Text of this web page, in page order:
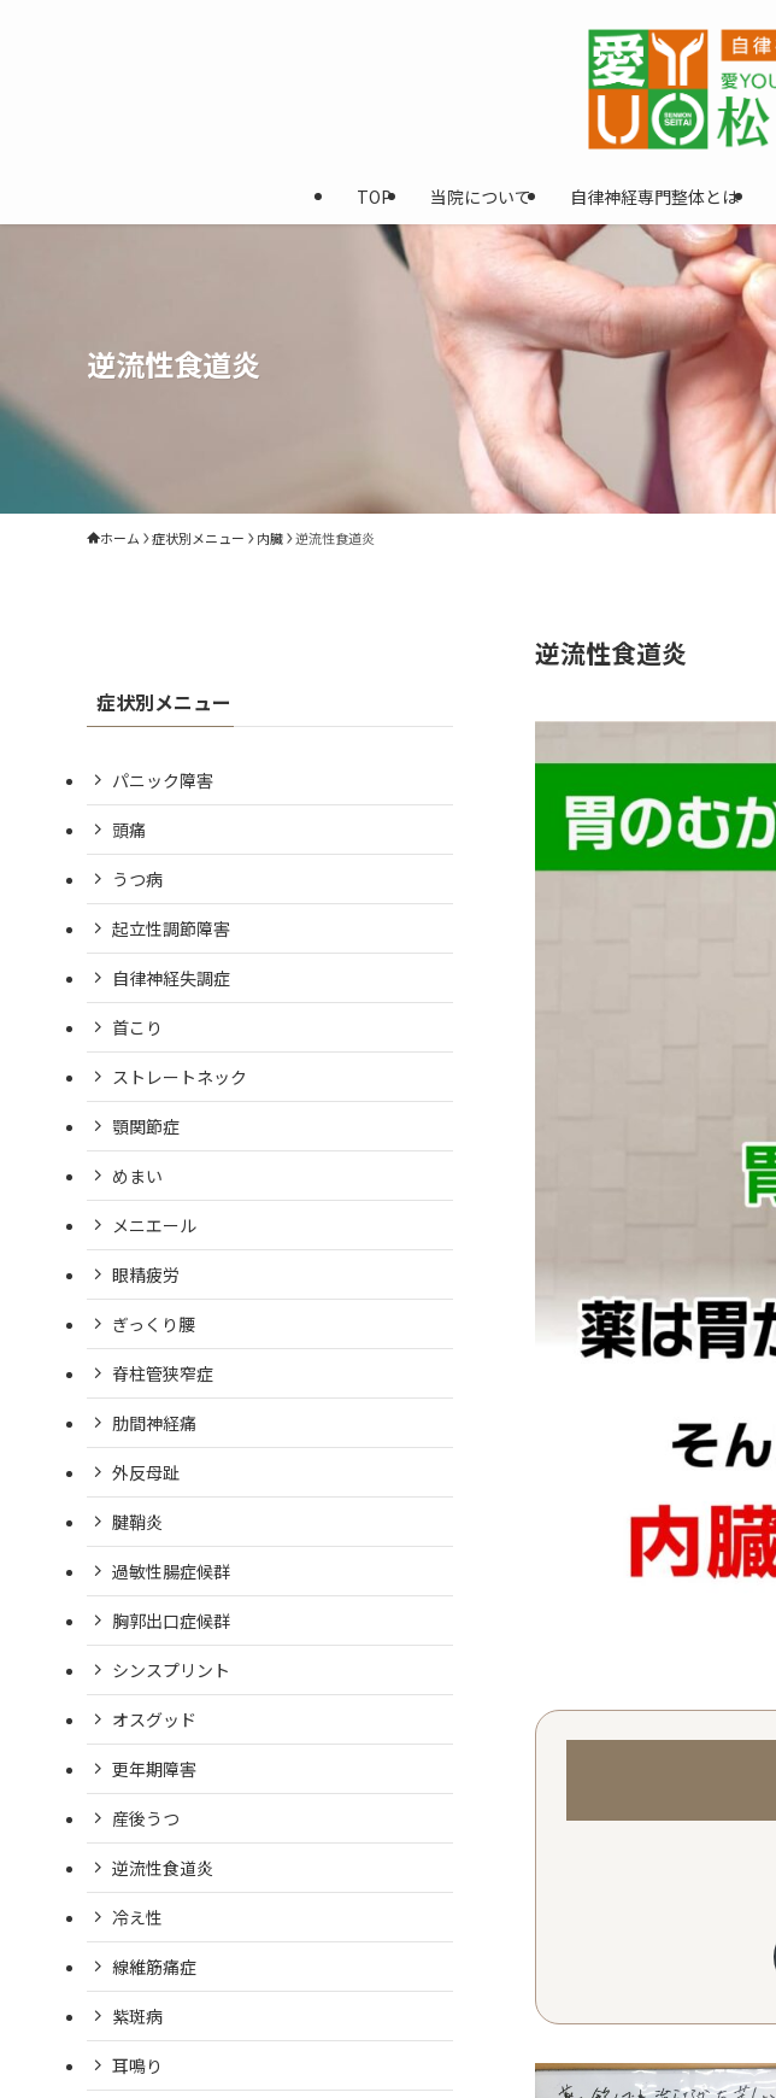
TOP 当院について 自律神経専門整体とは
逆流性食道炎
ホーム 症状別メニュー 内臓 逆流性食道炎
逆流性食道炎
症状別メニュー
パニック障害
頭痛
うつ病
起立性調節障害
自律神経失調症
首こり
ストレートネック
顎関節症
めまい
メニエール
眼精疲労
ぎっくり腰
脊柱管狭窄症
肋間神経痛
外反母趾
腱鞘炎
過敏性腸症候群
胸郭出口症候群
シンスプリント
オスグッド
更年期障害
産後うつ
逆流性食道炎
冷え性
線維筋痛症
紫斑病
耳鳴り